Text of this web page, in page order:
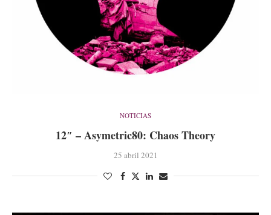
NOTICIAS
12″ – Asymetric80: Chaos Theory
25 abril 2021